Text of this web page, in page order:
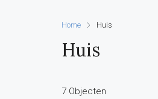
Home Huis
Huis
7 Objecten